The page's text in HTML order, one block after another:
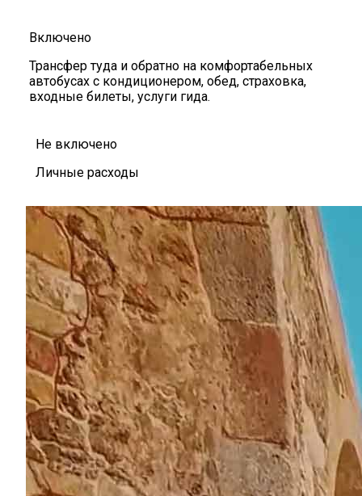
Включено
Трансфер туда и обратно на комфортабельных
автобусах с кондиционером, обед, страховка,
входные билеты, услуги гида.
Не включено
Личные расходы